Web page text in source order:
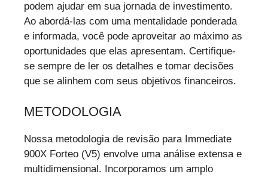
podem ajudar em sua jornada de investimento.
Ao abordá-las com uma mentalidade ponderada
e informada, você pode aproveitar ao máximo as
oportunidades que elas apresentam. Certifique-
se sempre de ler os detalhes e tomar decisões
que se alinhem com seus objetivos financeiros.
METODOLOGIA
Nossa metodologia de revisão para Immediate
900X Forteo (V5) envolve uma análise extensa e
multidimensional. Incorporamos um amplo